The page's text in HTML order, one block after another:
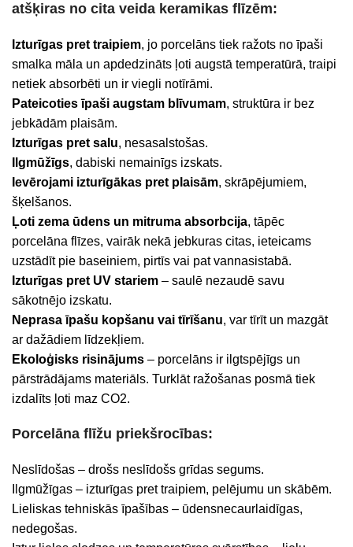
atšķiras no cita veida keramikas flīzēm:
Izturīgas pret traipiem, jo porcelāns tiek ražots no īpaši
smalka māla un apdedzināts ļoti augstā temperatūrā, traipi
netiek absorbēti un ir viegli notīrāmi.
Pateicoties īpaši augstam blīvumam, struktūra ir bez
jebkādām plaisām.
Izturīgas pret salu, nesasalstošas.
Ilgmūžīgs, dabiski nemainīgs izskats.
Ievērojami izturīgākas pret plaisām, skrāpējumiem,
šķelšanos.
Ļoti zema ūdens un mitruma absorbcija, tāpēc
porcelāna flīzes, vairāk nekā jebkuras citas, ieteicams
uzstādīt pie baseiniem, pirtīs vai pat vannasistabā.
Izturīgas pret UV stariem – saulē nezaudē savu
sākotnējo izskatu.
Neprasa īpašu kopšanu vai tīrīšanu, var tīrīt un mazgāt
ar dažādiem līdzekļiem.
Ekoloģisks risinājums – porcelāns ir ilgtspējīgs un
pārstrādājams materiāls. Turklāt ražošanas posmā tiek
izdalīts ļoti maz CO2.
Porcelāna flīžu priekšrocības:
Neslīdošas – drošs neslīdošs grīdas segums.
Ilgmūžīgas – izturīgas pret traipiem, pelējumu un skābēm.
Lieliskas tehniskās īpašības – ūdensnecaurlaidīgas,
nedegošas.